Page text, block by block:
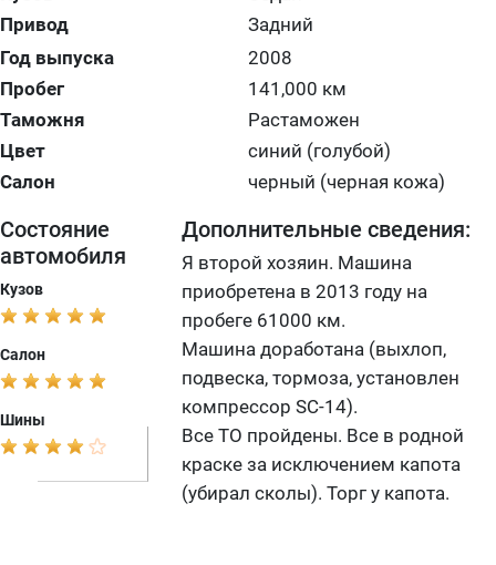
Привод
Задний
Год выпуска
2008
Пробег
141,000 км
Таможня
Растаможен
Цвет
синий (голубой)
Салон
черный (черная кожа)
Состояние
автомобиля
Кузов
Салон
Шины
Дополнительные сведения:
Я второй хозяин. Машина
приобретена в 2013 году на
пробеге 61000 км.
Машина доработана (выхлоп,
подвеска, тормоза, установлен
компрессор SC-14).
Все ТО пройдены. Все в родной
краске за исключением капота
(убирал сколы). Торг у капота.